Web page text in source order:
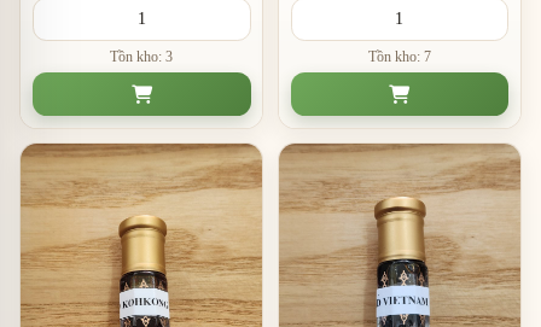
Tồn kho: 3 Tồn kho: 7